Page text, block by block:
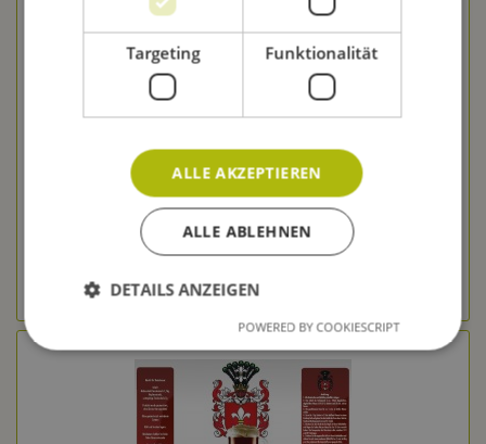
Bierkit GOZDAWA Dunkles Weizen - 3,4 kg
29,90 € *
In den Warenkorb
zum Produkt
Targeting Funktionalität
ALLE AKZEPTIEREN
ALLE ABLEHNEN
DETAILS ANZEIGEN
POWERED BY COOKIESCRIPT